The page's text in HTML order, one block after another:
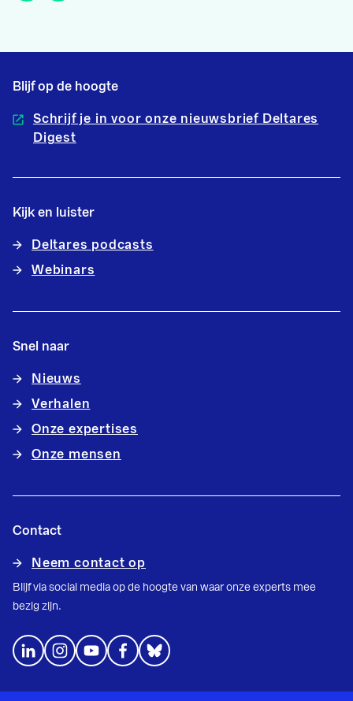
Blijf op de hoogte
Schrijf je in voor onze nieuwsbrief Deltares
Digest
Kijk en luister
Deltares podcasts
Webinars
Snel naar
Nieuws
Verhalen
Onze expertises
Onze mensen
Contact
Neem contact op
Blijf via social media op de hoogte van waar onze experts mee
bezig zijn.